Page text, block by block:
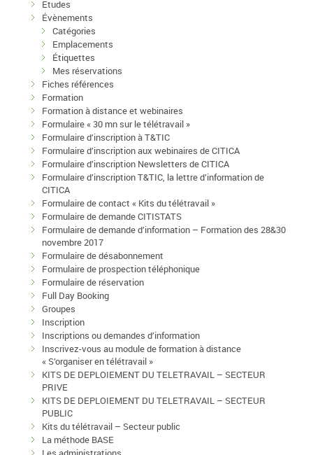
Etudes
Évènements
Catégories
Emplacements
Étiquettes
Mes réservations
Fiches références
Formation
Formation à distance et webinaires
Formulaire « 30 mn sur le télétravail »
Formulaire d’inscription à T&TIC
Formulaire d’inscription aux webinaires de CITICA
Formulaire d’inscription Newsletters de CITICA
Formulaire d’inscription T&TIC, la lettre d’information de
CITICA
Formulaire de contact « Kits du télétravail »
Formulaire de demande CITISTATS
Formulaire de demande d’information – Formation des 28&30
novembre 2017
Formulaire de désabonnement
Formulaire de prospection téléphonique
Formulaire de réservation
Full Day Booking
Groupes
Inscription
Inscriptions ou demandes d’information
Inscrivez-vous au module de formation à distance
« S’organiser en télétravail »
KITS DE DEPLOIEMENT DU TELETRAVAIL – SECTEUR
PRIVE
KITS DE DEPLOIEMENT DU TELETRAVAIL – SECTEUR
PUBLIC
Kits du télétravail – Secteur public
La méthode BASE